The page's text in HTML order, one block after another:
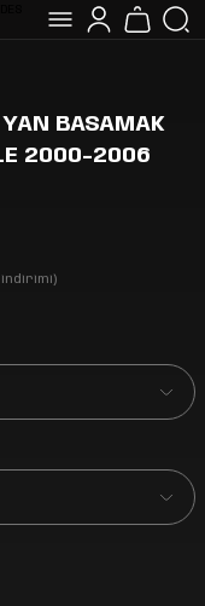
YAN BASAMAK
2000-2006
indirimi)